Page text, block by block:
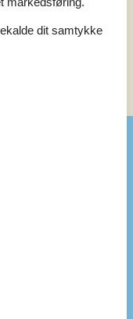
dit samtykke